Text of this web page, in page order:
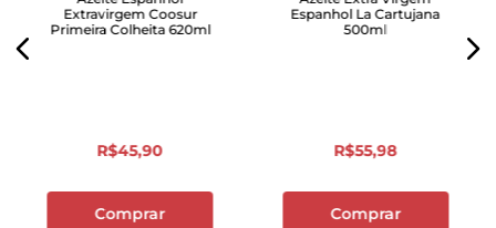
Extravirgem Coosur
Primeira Colheita 620ml
R$45,90
Comprar
Espanhol La Cartujana
500ml
R$55,98
Comprar